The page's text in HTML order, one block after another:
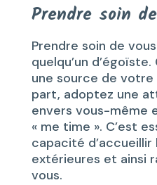
Prendre soin
Prendre soin de
quelqu’un
une source de votre
part, adoptez une
envers vous-même
« me time ». C’est
capacité
extérieures et ainsi
vous.